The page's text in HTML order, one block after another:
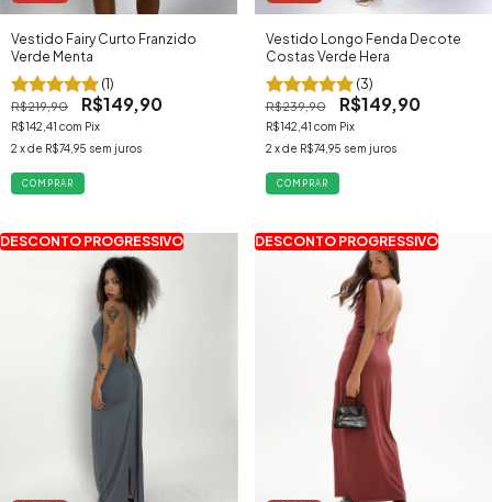
Vestido Fairy Curto Franzido
Verde Menta
(1)
R$219,90 R$149,90
R$142,41 com Pix
2 x de R$74,95 sem juros
COMPRAR
Vestido Longo Fenda Decote
Costas Verde Hera
(3)
R$239,90 R$149,90
R$142,41 com Pix
2 x de R$74,95 sem juros
COMPRAR
DESCONTO PROGRESSIVO DESCONTO PROGRESSIVO